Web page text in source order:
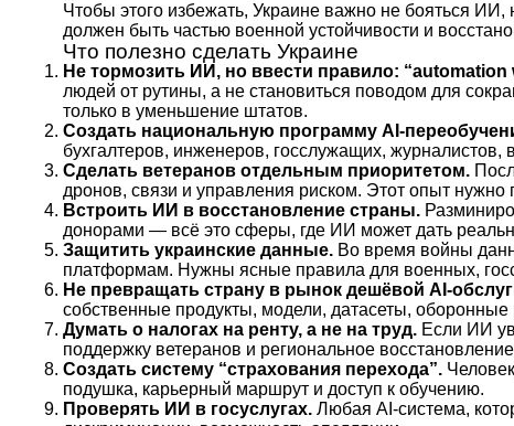
Чтобы этого избежать, Украине важно не бояться
должен быть частью военной устойчивости и
Что полезно сделать Украине
Не тормозить ИИ, но ввести правило: “automation
людей от рутины, а не становиться поводом для
только в уменьшение штатов.
Создать национальную программу AI-
бухгалтеров, инженеров, госслужащих, журналистов,
Сделать ветеранов отдельным приоритетом.
дронов, связи и управления риском. Этот опыт
Встроить ИИ в восстановление страны.
донорами — всё это сферы, где ИИ может дать
Защитить украинские данные.Во время войны
платформам. Нужны ясные правила для военных,
Не превращать страну в рынок дешёвой AI-
собственные продукты, модели, датасеты,
Думать о налогах на ренту, а не на труд.Если ИИ
поддержку ветеранов и региональное
Создать систему “страхования перехода”.
подушка, карьерный маршрут и доступ к обучению.
Проверять ИИ в госуслугах.Любая AI-система,